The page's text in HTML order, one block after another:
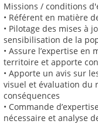
Missions / conditions
• Référent en matière
• Pilotage des mises à
sensibilisation de la
• Assure l’expertise
territoire et apporte
• Apporte un avis sur
visuel et évaluation du
conséquences
• Commande
nécessaire et analyse